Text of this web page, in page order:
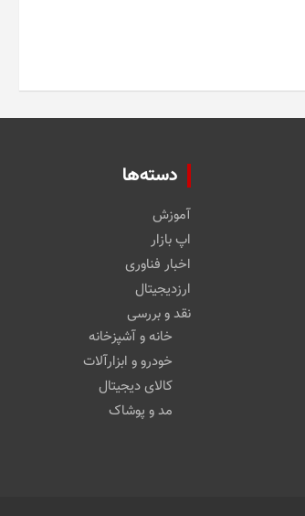
دسته‌ها
آموزش
اپ بازار
اخبار فناوری
ارزدیجیتال
نقد و بررسی
خانه و آشپزخانه
خودرو و ابزارآلات
کالای دیجیتال
مد و پوشاک